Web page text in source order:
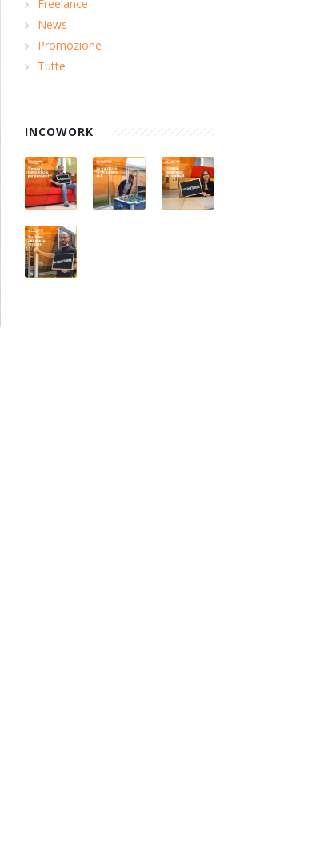
Freelance
News
Promozione
Tutte
INCOWORK